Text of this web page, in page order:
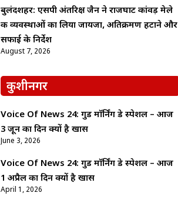
बुलंदशहर: एसपी अंतरिक्ष जैन ने राजघाट कांवड़ मेले
की व्यवस्थाओं का लिया जायजा, अतिक्रमण हटाने और
सफाई के निर्देश
August 7, 2026
कुशीनगर
Voice Of News 24: गुड माॅर्निंग डे स्पेशल – आज
3 जून का दिन क्यों है खास
June 3, 2026
Voice Of News 24: गुड माॅर्निंग डे स्पेशल – आज
1 अप्रैल का दिन क्यों है खास
April 1, 2026